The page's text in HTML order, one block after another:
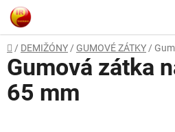
Prejsť
na
obsah
Domov
/ DEMIŽÓNY / GUMOVÉ ZÁTKY /
Gumová zátka
65 mm